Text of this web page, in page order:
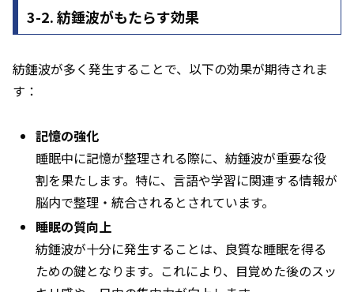
3-2. 紡錘波がもたらす効果
紡錘波が多く発生することで、以下の効果が期待されま
す：
記憶の強化
睡眠中に記憶が整理される際に、紡錘波が重要な役
割を果たします。特に、言語や学習に関連する情報が
脳内で整理・統合されるとされています。
睡眠の質向上
紡錘波が十分に発生することは、良質な睡眠を得る
ための鍵となります。これにより、目覚めた後のスッ